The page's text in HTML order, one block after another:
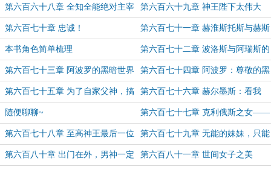
有救啦！
第六百六十八章 全知全能绝对主宰
之伟力！
第六百六十九章 神王陛下太伟大
啦！
第六百七十章 忠诚！ 第六百七十一章 赫淮斯托斯与赫斯
提俄斯的世界
本书角色简单梳理 第六百七十二章 波洛斯与阿瑞斯的
世界
第六百七十三章 阿波罗的黑暗世界 第六百七十四章 阿波罗：尊敬的黑
夜女神，我想给您养老！
第六百七十五章 为了自家父神，搞
仙侠！
第六百七十六章 赫尔墨斯：看我
搞“新洪荒仙侠”！（月底求月票~）
随便聊聊~ 第六百七十七章 克利俄斯之女——
艾斯特莱雅
第六百七十八章 至高神王最后一位
高贵妻子
第六百七十九章 无能的妹妹，只能
姊姊帮你了！
第六百八十章 出门在外，男神一定 第六百八十一章 世间女子之美